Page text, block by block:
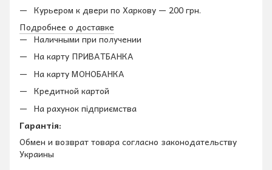
Курьером к двери по Харкову — 200 грн.
Подробнее о доставке
Наличными при получении
На карту ПРИВАТБАНКА
На карту МОНОБАНКА
Кредитной картой
На рахунок підприємства
Гарантія:
Обмен и возврат товара согласно законодательству
Украины